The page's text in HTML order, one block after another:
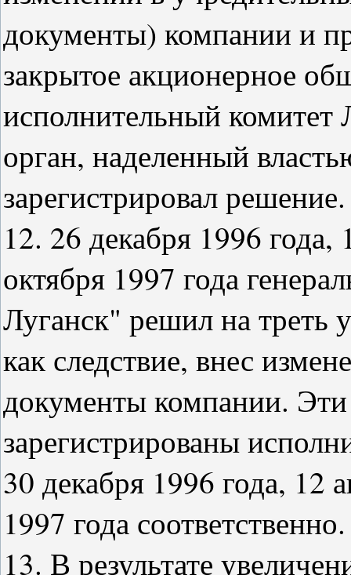
документы) компании и
закрытое акционерное
исполнительный
орган, наделенный
зарегистрировал решение.
12. 26 декабря 1996 года,
октября 1997 года
Луганск" решил на треть
как следствие, внес
документы компании.
зарегистрированы
30 декабря 1996 года, 12
1997 года соответственно.
13. В результате